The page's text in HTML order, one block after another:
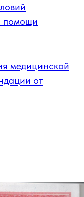
помощи
медицинской
от